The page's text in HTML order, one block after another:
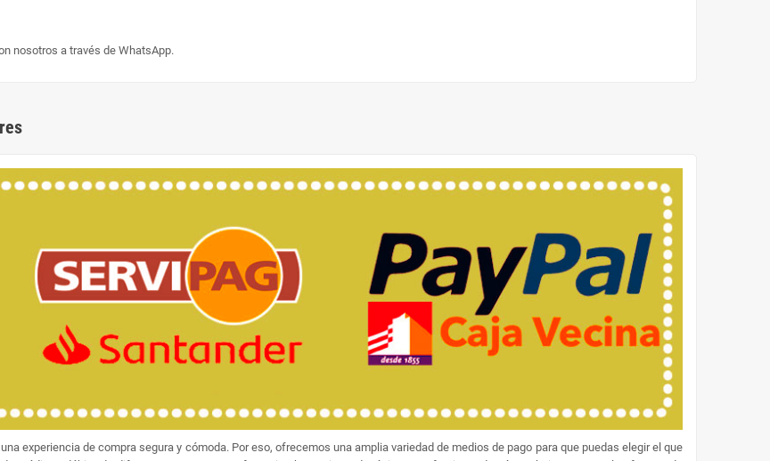
nosotros a través de WhatsApp.
experiencia de compra segura y cómoda. Por eso, ofrecemos una amplia variedad de medios de pago para que puedas elegir el que